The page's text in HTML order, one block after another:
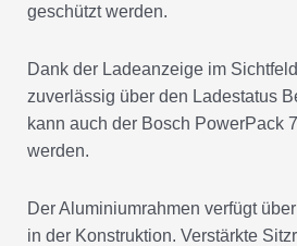
geschützt werden.
Dank der Ladeanzeige im
zuverlässig über den Ladestatus
kann auch der Bosch PowerPack
werden.
Der Aluminiumrahmen verfügt
in der Konstruktion. Verstärkte